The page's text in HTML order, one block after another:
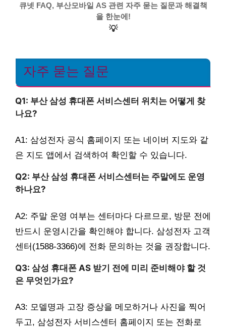
큐넷 FAQ, 부산모바일 AS 관련 자주 묻는 질문과 해결책
을 한눈에!
💡
자주 묻는 질문
Q1: 부산 삼성 휴대폰 서비스센터 위치는 어떻게 찾
나요?
A1: 삼성전자 공식 홈페이지 또는 네이버 지도와 같
은 지도 앱에서 검색하여 확인할 수 있습니다.
Q2: 부산 삼성 휴대폰 서비스센터는 주말에도 운영
하나요?
A2: 주말 운영 여부는 센터마다 다르므로, 방문 전에
반드시 운영시간을 확인해야 합니다. 삼성전자 고객
센터(1588-3366)에 전화 문의하는 것을 권장합니다.
Q3: 삼성 휴대폰 AS 받기 전에 미리 준비해야 할 것
은 무엇인가요?
A3: 모델명과 고장 증상을 메모하거나 사진을 찍어
두고, 삼성전자 서비스센터 홈페이지 또는 전화로